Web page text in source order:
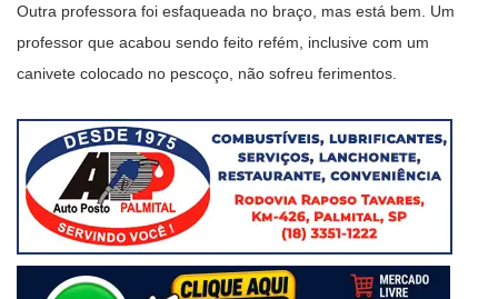
Outra professora foi esfaqueada no braço, mas está bem. Um
professor que acabou sendo feito refém, inclusive com um
canivete colocado no pescoço, não sofreu ferimentos.